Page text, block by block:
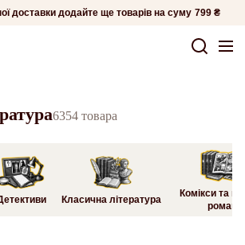
доставки додайте ще товарів на суму 799 ₴
6354 товара
Класична література
Комікси та
романи